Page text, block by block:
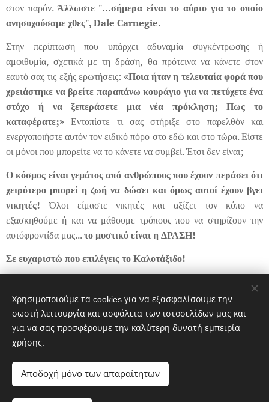
στον παρόν.Άλλωστε "...σήμερα είναι το αύριο για το οποίο
ανησυχούσαμε χθες", Dale Carnegie.
Στην περίπτωση που υπάρχει αδυναμία συγκέντρωσης ή
αμφιθυμία, σχετικά με τη δράση, θα πρότεινα να κάνετε στον
εαυτό σας τις εξής ερωτήσεις: «Ποια ήταν η τελευταία φορά που
χρειάστηκε να βρείτε παραπάνω κουράγιο για να πετύχετε ένα
στόχο ή να ξεπεράσετε μια νέα πρόκληση;Πως το
καταφέρατε;»Εντοπίστε τι σας στήριξε στο παρελθόν και
ενεργοποιήστε αυτόν τον ειδικό πόρο στο εδώ και στο τώρα. Είστε
οι μόνοι που μπορείτε να το κάνετε να συμβεί. Έτσι δεν είναι;
Ο κόσμος είναι γεμάτος από ανθρώπους που έχουν περάσει ότι
χειρότερο μπορεί η ζωή να δώσει και όμως αυτοί έχουν βγει
νικητές!Όλοι είμαστε νικητές και αξίζει τον κόπο να
εξασκηθούμε ή και να μάθουμε τρόπους που να στηρίζουν την
αυτόφροντίδα μας...το μυστικό είναι η ΔΡΑΣΗ!
Σε ευχαριστώ που επιλέγεις τοΚαλοτάξιδο!
Share
Katerina Moschou,
Χρησιμοποιούμε τα cookies για να εξασφαλίσουμε την
σωστή λειτουργία και ασφάλεια των ιστοσελίδων μας και
για να σας προσφέρουμε την καλύτερη δυνατή εμπειρία
χρήσης.
Αποδοχή μόνο των απαραίτητων